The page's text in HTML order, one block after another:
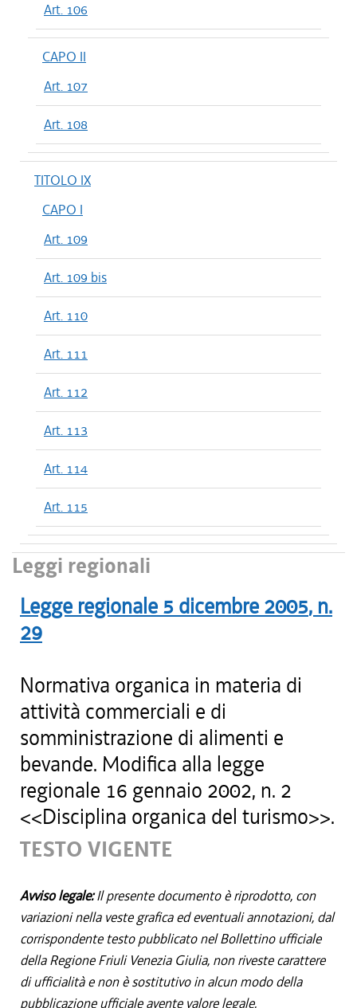
Art. 106
CAPO II
Art. 107
Art. 108
TITOLO IX
CAPO I
Art. 109
Art. 109 bis
Art. 110
Art. 111
Art. 112
Art. 113
Art. 114
Art. 115
Leggi regionali
Legge regionale 5 dicembre 2005, n.
29
Normativa organica in materia di
attività commerciali e di
somministrazione di alimenti e
bevande. Modifica alla legge
regionale 16 gennaio 2002, n. 2
<<Disciplina organica del turismo>>.
TESTO VIGENTE
Avviso legale:Il presente documento è riprodotto, con
variazioni nella veste grafica ed eventuali annotazioni, dal
corrispondente testo pubblicato nel Bollettino ufficiale
della Regione Friuli Venezia Giulia, non riveste carattere
di ufficialità e non è sostitutivo in alcun modo della
pubblicazione ufficiale avente valore legale.